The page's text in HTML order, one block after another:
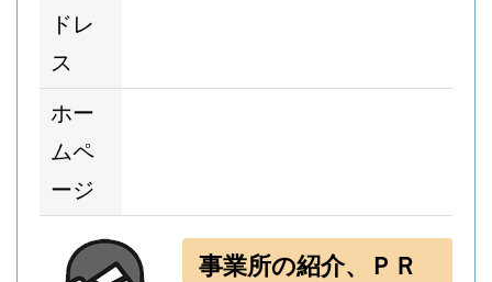
ドレ
ス
ホー
ムペ
ージ
事業所の紹介、ＰＲ